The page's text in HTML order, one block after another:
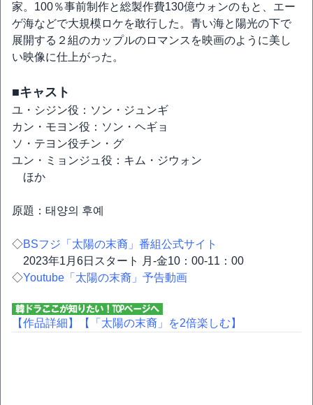
家。100％事前制作と総製作費130億ウォンのもと、エー
ゲ海などで大規模ロケを敢行した。青い海と陽光の下で
展開する２組のカップルのロマンスを映画のように美し
い映像に仕上がった。
■キャスト
ユ・シジン役：ソン・ジュンギ
カン・モヨン役：ソン・ヘギョ
ソ・テヨン役チン・グ
ユン・ミョンジュ役：キム・ジウォン
ほか
原題：태양의 후예
◇BSフジ「太陽の末裔」番組公式サイト
2023年1月6日スタート 月‐金10：00-11：00
◇Youtube「太陽の末裔」予告動画
【作品詳細】 【「太陽の末裔」を2倍楽しむ】